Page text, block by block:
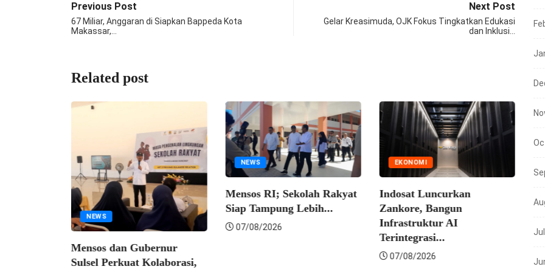
Previous Post
67 Miliar, Anggaran di Siapkan Bappeda Kota
Makassar,…
Next Post
Gelar Kreasimuda, OJK Fokus Tingkatkan Edukasi
dan Inklusi…
Related post
NEWS
Mensos dan Gubernur
Sulsel Perkuat Kolaborasi,
NEWS
Mensos RI; Sekolah Rakyat
Siap Tampung Lebih...
07/08/2026
EKONOMI
Indosat Luncurkan
Zankore, Bangun
Infrastruktur AI
Terintegrasi...
07/08/2026